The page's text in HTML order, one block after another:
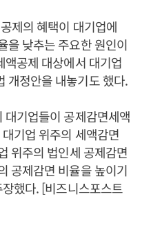
제의 혜택이 대기업에
을 낮추는 주요한 원인이
액공제 대상에서 대기업
개정안을 내놓기도 했다.
기업들이 공제감면세액
기업 위주의 세액감면
위주의 법인세 공제감면
공제감면 비율을 높이기
했다. [비즈니스포스트